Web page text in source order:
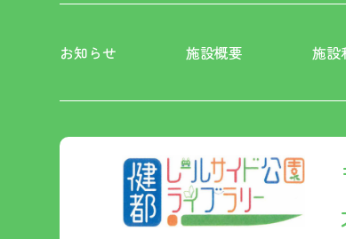
お知らせ 施設概要 施設